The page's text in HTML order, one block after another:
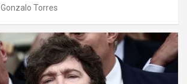
Gonzalo Torres